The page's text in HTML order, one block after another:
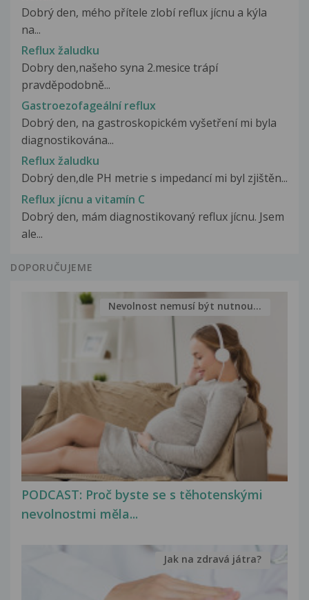
Dobrý den, mého přítele zlobí reflux jícnu a kýla
na...
Reflux žaludku
Dobry den,našeho syna 2.mesice trápí
pravděpodobně...
Gastroezofageální reflux
Dobrý den, na gastroskopickém vyšetření mi byla
diagnostikována...
Reflux žaludku
Dobrý den,dle PH metrie s impedancí mi byl zjištěn...
Reflux jícnu a vitamín C
Dobrý den, mám diagnostikovaný reflux jícnu. Jsem
ale...
DOPORUČUJEME
PODCAST: Proč byste se s těhotenskými
nevolnostmi měla...
Nevolnost nemusí být nutnou...
Jak na zdravá játra?